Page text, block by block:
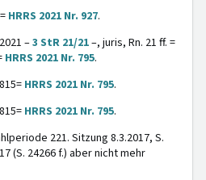
HRRS 2021 Nr. 927.
–3 StR 21/21–, juris, Rn. 21 ff. =
HRRS 2021 Nr. 795.
HRRS 2021 Nr. 795.
HRRS 2021 Nr. 795.
221. Sitzung 8.3.2017, S.
(S. 24266 f.) aber nicht mehr